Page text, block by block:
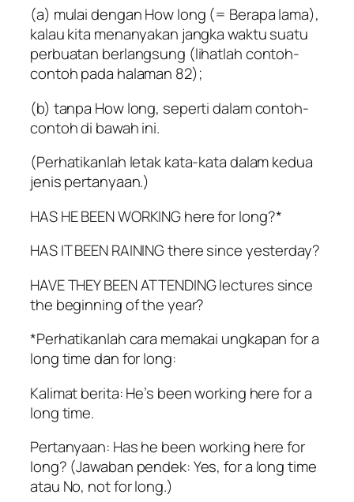
(a) mulai dengan How long (= Berapa lama),
kalau kita menanyakan jangka waktu suatu
perbuatan berlangsung (lihatlah contoh-
contoh pada halaman 82);
(b) tanpa How long, seperti dalam contoh-
contoh di bawah ini.
(Perhatikanlah letak kata-kata dalam kedua
jenis pertanyaan.)
HAS HE BEEN WORKING here for long?*
HAS IT BEEN RAINING there since yesterday?
HAVE THEY BEEN ATTENDING lectures since
the beginning of the year?
*Perhatikanlah cara memakai ungkapan for a
long time dan for long:
Kalimat berita: He’s been working here for a
long time.
Pertanyaan: Has he been working here for
long? (Jawaban pendek: Yes, for a long time
atau No, not for long.)